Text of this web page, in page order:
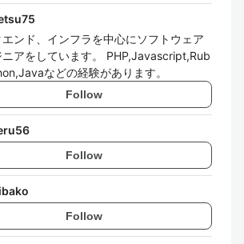
ンド、インフラを中心にソフトウェア
ニアをしています。 PHP,Javascript,Rub
などの経験があります。
Follow
Follow
Follow